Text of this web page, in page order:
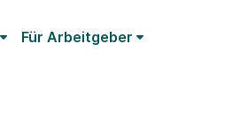
Für Arbeitgeber